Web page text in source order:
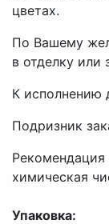
цветах.
По Вашему
в отделку или
К исполнению
Подризник
Рекомендация
химическая
Упаковка: